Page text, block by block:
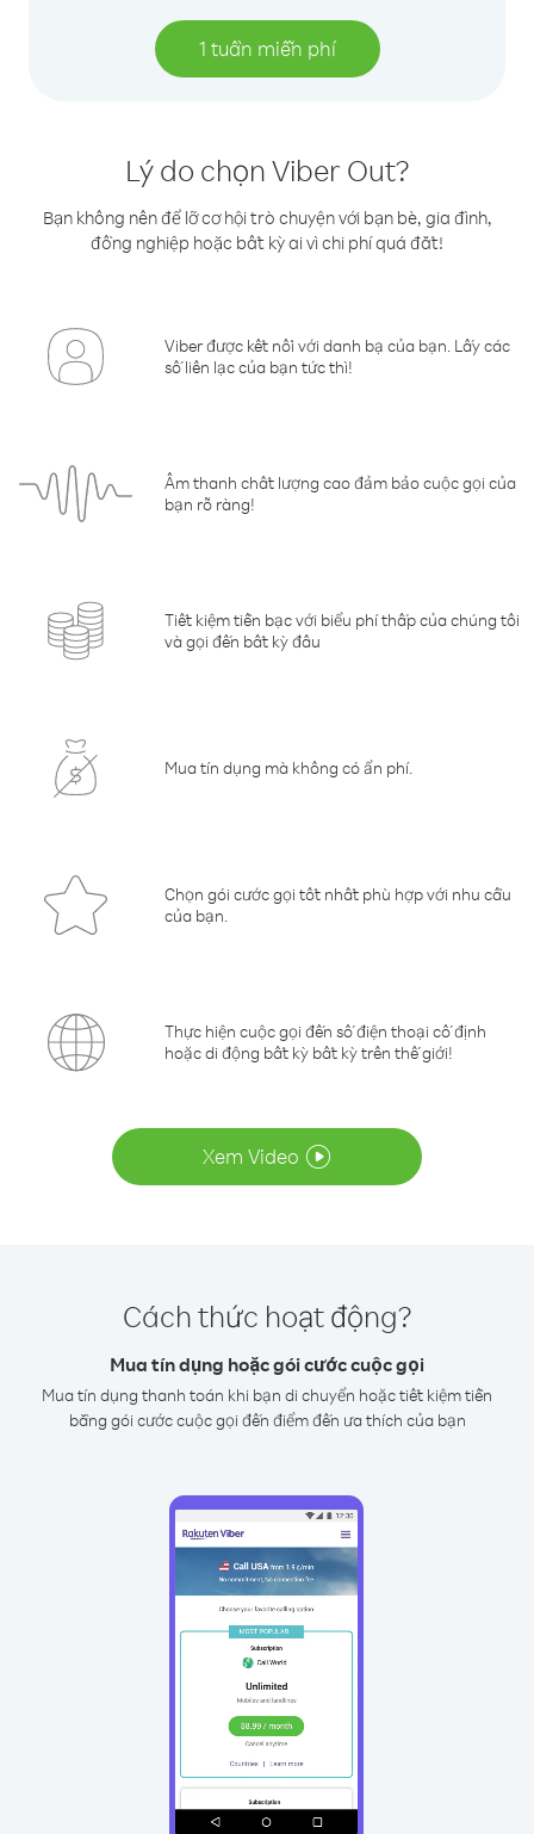
1 tuần miễn phí
Lý do chọn Viber Out?
Bạn không nên để lỡ cơ hội trò chuyện với bạn bè, gia đình,
đồng nghiệp hoặc bất kỳ ai vì chi phí quá đắt!
Viber được kết nối với danh bạ của bạn. Lấy các
số liên lạc của bạn tức thì!
Âm thanh chất lượng cao đảm bảo cuộc gọi của
bạn rõ ràng!
Tiết kiệm tiền bạc với biểu phí thấp của chúng tôi
và gọi đến bất kỳ đâu
Mua tín dụng mà không có ẩn phí.
Chọn gói cước gọi tốt nhất phù hợp với nhu cầu
của bạn.
Thực hiện cuộc gọi đến số điện thoại cố định
hoặc di động bất kỳ bất kỳ trên thế giới!
Xem Video
Cách thức hoạt động?
Mua tín dụng hoặc gói cước cuộc gọi
Mua tín dụng thanh toán khi bạn di chuyển hoặc tiết kiệm tiền
bằng gói cước cuộc gọi đến điểm đến ưa thích của bạn